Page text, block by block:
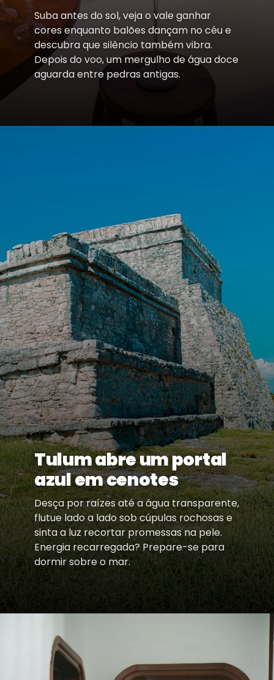
Suba antes do sol, veja o vale ganhar
cores enquanto balões dançam no céu e
descubra que silêncio também vibra.
Depois do voo, um mergulho de água doce
aguarda entre pedras antigas.
Tulum abre um portal
azul em cenotes
Desça por raízes até a água transparente,
flutue lado a lado sob cúpulas rochosas e
sinta a luz recortar promessas na pele.
Energia recarregada? Prepare-se para
dormir sobre o mar.